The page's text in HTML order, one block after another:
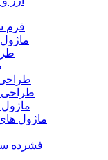
فرم
طراحی
ماژول
فشرده